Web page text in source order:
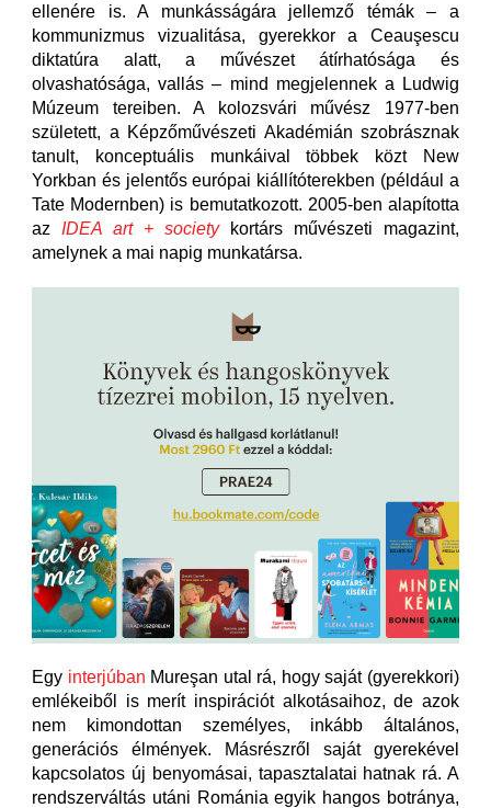
ellenére is. A munkásságára jellemző témák – a
kommunizmus vizualitása, gyerekkor a Ceauşescu
diktatúra alatt, a művészet átírhatósága és
olvashatósága, vallás – mind megjelennek a Ludwig
Múzeum tereiben. A kolozsvári művész 1977-ben
született, a Képzőművészeti Akadémián szobrásznak
tanult, konceptuális munkáival többek közt New
Yorkban és jelentős európai kiállítóterekben (például a
Tate Modernben) is bemutatkozott. 2005-ben alapította
az
IDEA art + societykortárs művészeti magazint,
amelynek a mai napig munkatársa.
Egy interjúban Mureşan utal rá, hogy saját (gyerekkori)
emlékeiből is merít inspirációt alkotásaihoz, de azok
nem kimondottan személyes, inkább általános,
generációs élmények. Másrészről saját gyerekével
kapcsolatos új benyomásai, tapasztalatai hatnak rá. A
rendszerváltás utáni Románia egyik hangos botránya,